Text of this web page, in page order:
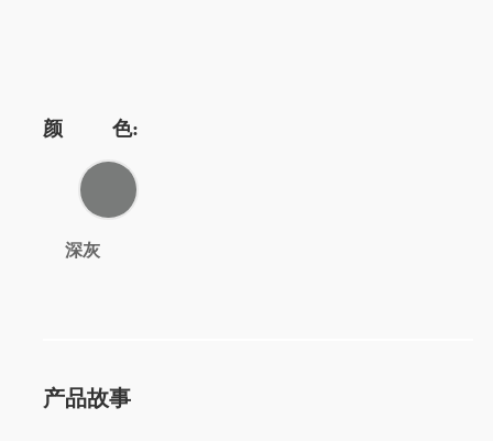
颜 色:
深灰
产品故事